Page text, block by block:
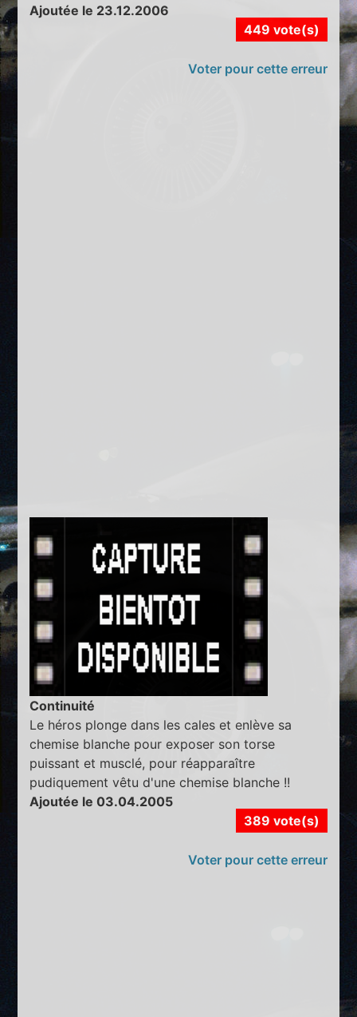
Ajoutée le 23.12.2006
449 vote(s)
Voter pour cette erreur
Continuité
Le héros plonge dans les cales et enlève sa
chemise blanche pour exposer son torse
puissant et musclé, pour réapparaître
pudiquement vêtu d'une chemise blanche !!
Ajoutée le 03.04.2005
389 vote(s)
Voter pour cette erreur